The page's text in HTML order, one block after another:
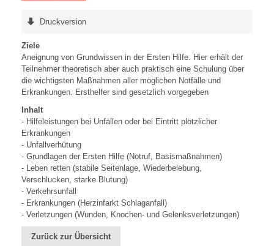
Druckversion
Ziele
Aneignung von Grundwissen in der Ersten Hilfe. Hier erhält der
Teilnehmer theoretisch aber auch praktisch eine Schulung über
die wichtigsten Maßnahmen aller möglichen Notfälle und
Erkrankungen. Ersthelfer sind gesetzlich vorgegeben
Inhalt
- Hilfeleistungen bei Unfällen oder bei Eintritt plötzlicher
Erkrankungen
- Unfallverhütung
- Grundlagen der Ersten Hilfe (Notruf, Basismaßnahmen)
- Leben retten (stabile Seitenlage, Wiederbelebung,
Verschlucken, starke Blutung)
- Verkehrsunfall
- Erkrankungen (Herzinfarkt Schlaganfall)
- Verletzungen (Wunden, Knochen- und Gelenksverletzungen)
Zurück zur Übersicht